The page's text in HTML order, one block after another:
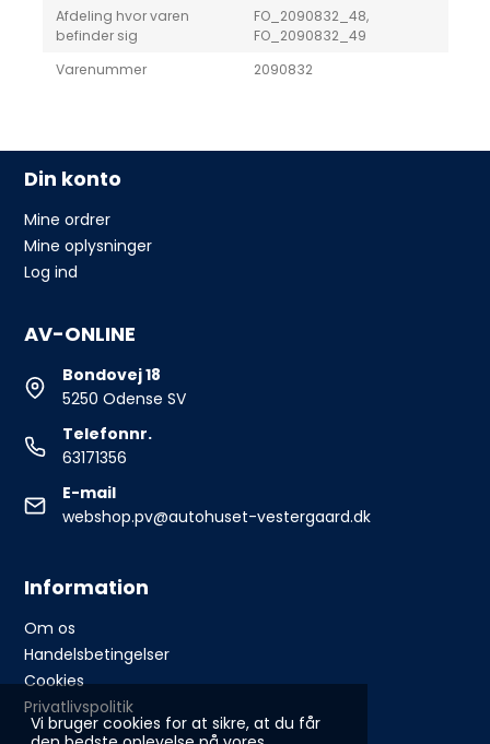
Vi bruger cookies for at sikre, at du får
Afdeling hvor varen
befinder sig
FO_2090832_48,
FO_2090832_49
Varenummer
2090832
Din konto
Mine ordrer
Mine oplysninger
Log ind
AV-ONLINE
Bondovej 18
5250 Odense SV
Telefonnr.
63171356
E-mail
webshop.pv@autohuset-vestergaard.dk
Information
Om os
Handelsbetingelser
Cookies
Privatlivspolitik